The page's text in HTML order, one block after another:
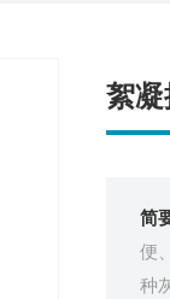
絮
简
便
种